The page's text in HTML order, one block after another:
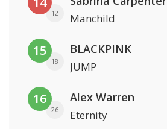
12 Manchild
15
18
BLACKPINK
JUMP
16
26
Alex Warren
Eternity